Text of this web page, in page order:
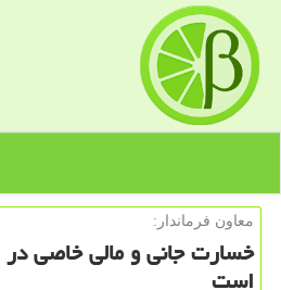
معاون فرماندار:
خسارت جانی و مالی خاصی
است